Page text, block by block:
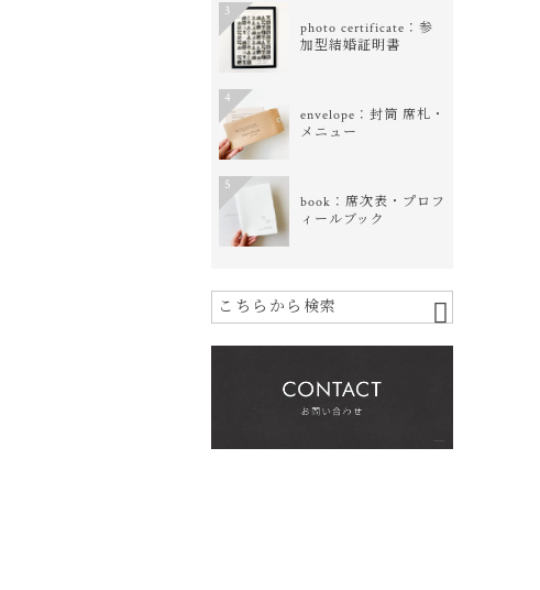
photo certificate：参
加型結婚証明書
3
envelope：封筒 席札・
メニュー
4
book：席次表・プロフ
ィールブック
5